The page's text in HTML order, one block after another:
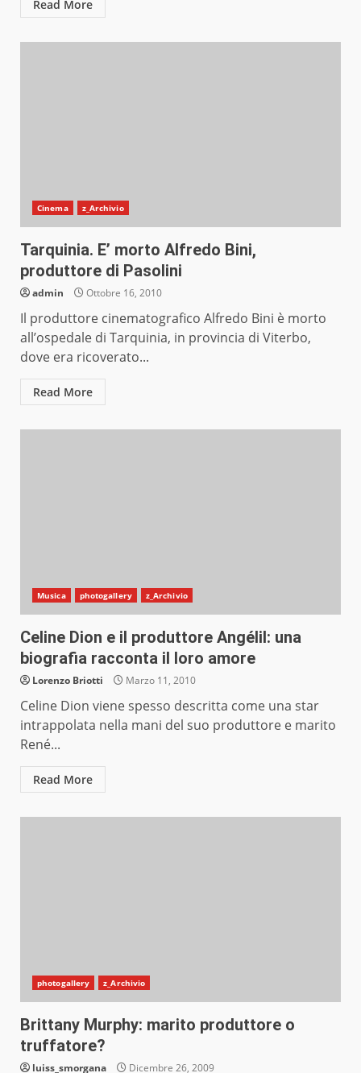
Read More
Cinema z_Archivio
Tarquinia. E’ morto Alfredo Bini,
produttore di Pasolini
admin Ottobre 16, 2010
Il produttore cinematografico Alfredo Bini è morto
all’ospedale di Tarquinia, in provincia di Viterbo,
dove era ricoverato...
Read More
Musica photogallery z_Archivio
Celine Dion e il produttore Angélil: una
biografia racconta il loro amore
Lorenzo Briotti Marzo 11, 2010
Celine Dion viene spesso descritta come una star
intrappolata nella mani del suo produttore e marito
René...
Read More
photogallery z_Archivio
Brittany Murphy: marito produttore o
truffatore?
luiss_smorgana Dicembre 26, 2009